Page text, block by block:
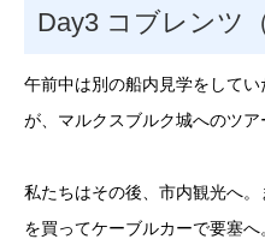
Day3 コブレンツ
午前中は別の船内見学をして
が、マルクスブルク城へのツア
私たちはその後、市内観光へ
を買ってケーブルカーで要塞へ